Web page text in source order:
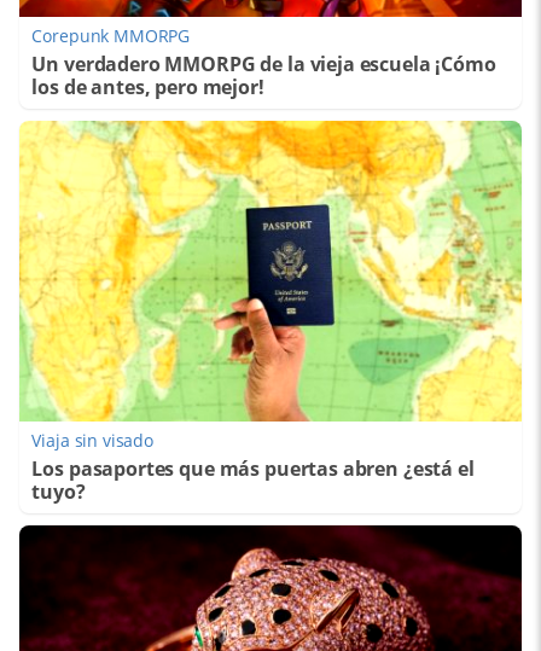
Corepunk MMORPG
Un verdadero MMORPG de la vieja escuela ¡Cómo
los de antes, pero mejor!
Viaja sin visado
Los pasaportes que más puertas abren ¿está el
tuyo?